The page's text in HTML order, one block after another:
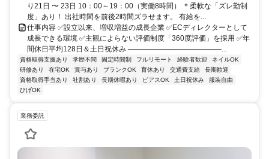
り21日 〜 23日 10：00～19：00（実働8時間） ＊柔軟な「ズレ勤制
度」あり！ 出社時間を前後2時間ズラせます。 有給を...
仕事内容 ✅設立以来、増収増益の成長企業 ✅ECディレクターとして
成長できる環境 ✅主観によらない評価制度「360度評価」を採用 ✅年
間休日平均128日＆土日祝休み ―――――――――――――...
資格取得支援あり 学歴不問 固定時間制 フルリモート 経験者歓迎
ネイルOK
研修あり
在宅OK 賞与あり ブランクOK 育休あり 交通費支給
長期歓迎
資格取得手当あり
社割あり 長期休暇あり ピアスOK 土日祝休み
服装自由
ひげOK
業務委託